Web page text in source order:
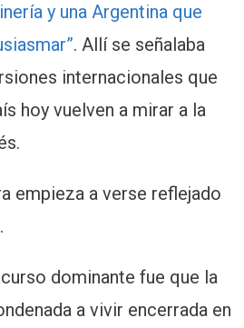
y una Argentina que
. Allí se señalaba
internacionales que
hoy vuelven a mirar a la
empieza a verse reflejado
dominante fue que la
a vivir encerrada en